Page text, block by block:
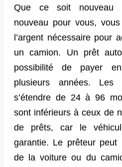
Que ce soit nouveau
nouveau pour vous,
l’argent nécessaire pour
un camion. Un prêt
possibilité de payer
plusieurs années. Les
s’étendre de 24 à 96
sont inférieurs à ceux de
de prêts, car le
garantie. Le prêteur peut
de la voiture ou du